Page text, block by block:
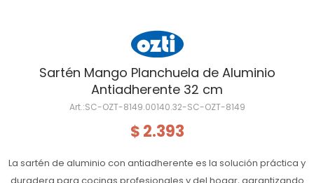
Sartén Mango Planchuela de Aluminio
Antiadherente 32 cm
SC-OZT-8149.00140.32-SC-OZT-8149
$ 2.393
La sartén de aluminio con antiadherente es la solución práctica y